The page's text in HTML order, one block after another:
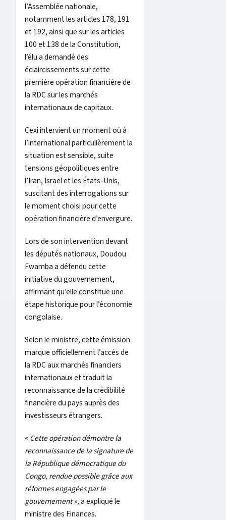
l’Assemblée nationale,
notamment les articles 178, 191
et 192, ainsi que sur les articles
100 et 138 de la Constitution,
l’élu a demandé des
éclaircissements sur cette
première opération financière de
la RDC sur les marchés
internationaux de capitaux.
Cexi intervient un moment où à
l’international particulièrement la
situation est sensible, suite
tensions géopolitiques entre
l’Iran, Israël et les États-Unis,
suscitant des interrogations sur
le moment choisi pour cette
opération financière d’envergure.
Lors de son intervention devant
les députés nationaux, Doudou
Fwamba a défendu cette
initiative du gouvernement,
affirmant qu’elle constitue une
étape historique pour l’économie
congolaise.
Selon le ministre, cette émission
marque officiellement l’accès de
la RDC aux marchés financiers
internationaux et traduit la
reconnaissance de la crédibilité
financière du pays auprès des
investisseurs étrangers.
« Cette opération démontre la
reconnaissance de la signature de
la République démocratique du
Congo, rendue possible grâce aux
réformes engagées par le
gouvernement »,a expliqué le
ministre des Finances.